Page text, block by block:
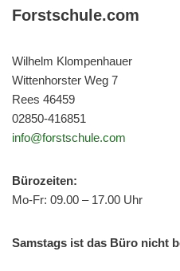
Forstschule.com
Wilhelm Klompenhauer
Wittenhorster Weg 7
Rees 46459
02850-416851
info@forstschule.com
Bürozeiten:
Mo-Fr: 09.00 – 17.00 Uhr
Samstags ist das Büro nicht